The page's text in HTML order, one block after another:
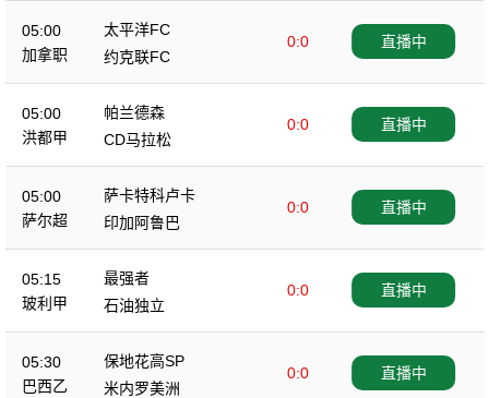
05:00
加拿职
太平洋FC
0:0
约克联FC
直播中
05:00
洪都甲
帕兰德森
0:0
CD马拉松
直播中
05:00
萨尔超
萨卡特科卢卡
0:0
印加阿鲁巴
直播中
05:15
玻利甲
最强者
0:0
石油独立
直播中
05:30
巴西乙
保地花高SP
0:0
米内罗美洲
直播中